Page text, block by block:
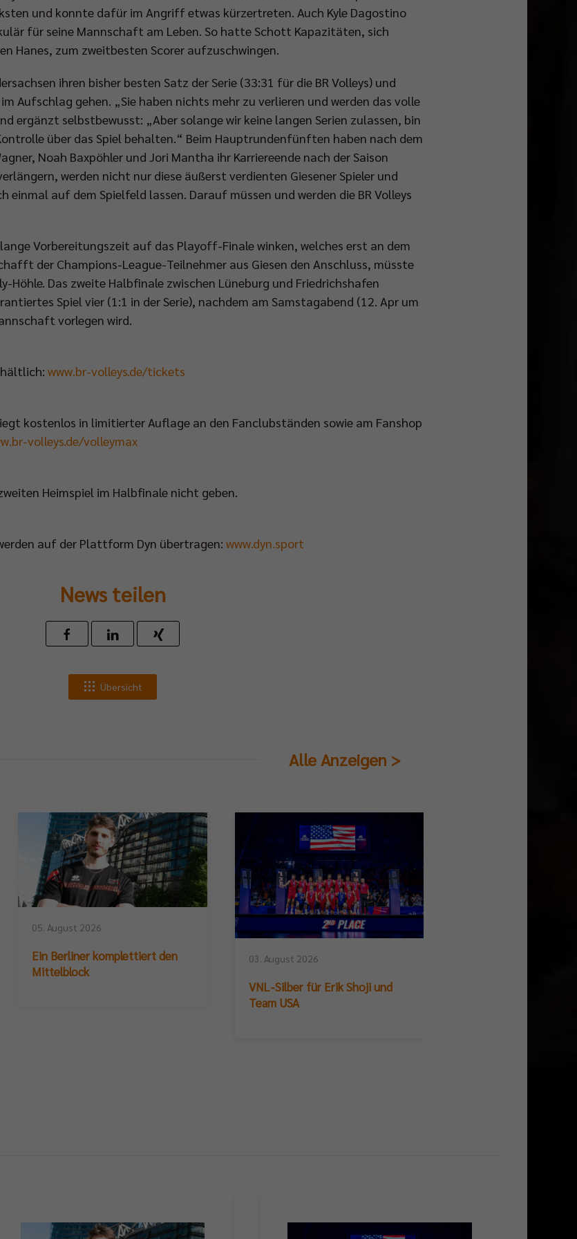
und konnte dafür im Angriff etwas kürzertreten. Auch Kyle Dagostino
für seine Mannschaft am Leben. So hatte Schott Kapazitäten, sich
Hanes, zum zweitbesten Scorer aufzuschwingen.
ihren bisher besten Satz der Serie (33:31 für die BR Volleys) und
Aufschlag gehen. „Sie haben nichts mehr zu verlieren und werden das volle
ergänzt selbstbewusst: „Aber solange wir keine langen Serien zulassen, bin
über das Spiel behalten.“ Beim Hauptrundenfünften haben nach dem
Noah Baxpöhler und Jori Mantha ihr Karriereende nach der Saison
werden nicht nur diese äußerst verdienten Giesener Spieler und
einmal auf dem Spielfeld lassen. Darauf müssen und werden die BR Volleys
Vorbereitungszeit auf das Playoff-Finale winken, welches erst an dem
der Champions-League-Teilnehmer aus Giesen den Anschluss, müsste
Höhle. Das zweite Halbfinale zwischen Lüneburg und Friedrichshafen
Spiel vier (1:1 in der Serie), nachdem am Samstagabend (12. Apr um
vorlegen wird.
www.br-volleys.de/tickets
kostenlos in limitierter Auflage an den Fanclubständen sowie am Fanshop
volleys.de/volleymax
Heimspiel im Halbfinale nicht geben.
auf der Plattform Dyn übertragen: www.dyn.sport
News teilen
Übersicht
Alle Anzeigen >
05. August 2026
Ein Berliner komplettiert den
Mittelblock
03. August 2026
VNL-Silber für Erik Shoji und
Team USA